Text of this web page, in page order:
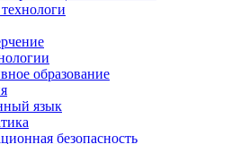
образование
язык
безопасность